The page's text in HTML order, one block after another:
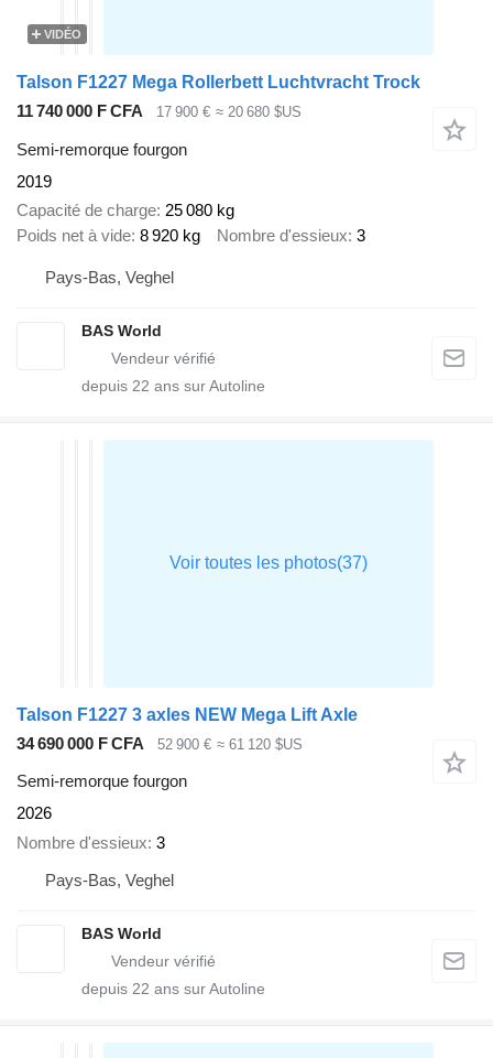
VIDÉO
Talson F1227 Mega Rollerbett Luchtvracht Trock
11 740 000 F CFA
17 900 € ≈ 20 680 $US
Semi-remorque fourgon
2019
Capacité de charge 25 080 kg
Poids net à vide 8 920 kg Nombre d'essieux 3
Pays-Bas, Veghel
BAS World
depuis 22 ans sur Autoline
Talson F1227 3 axles NEW Mega Lift Axle
34 690 000 F CFA
52 900 € ≈ 61 120 $US
Semi-remorque fourgon
2026
Nombre d'essieux 3
Pays-Bas, Veghel
BAS World
depuis 22 ans sur Autoline